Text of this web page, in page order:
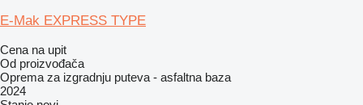
E-Mak EXPRESS TYPE
Cena na upit
Od proizvođača
Oprema za izgradnju puteva - asfaltna baza
2024